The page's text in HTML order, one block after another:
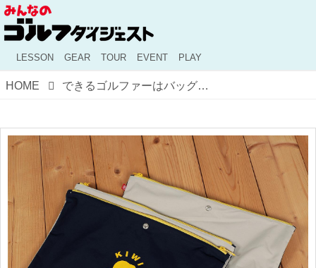
LESSON GEAR TOUR EVENT PLAY
HOME できるゴルファーはバッグの中も仕分け上手！ゴルフに旅行に大活躍の「収納ポーチ」